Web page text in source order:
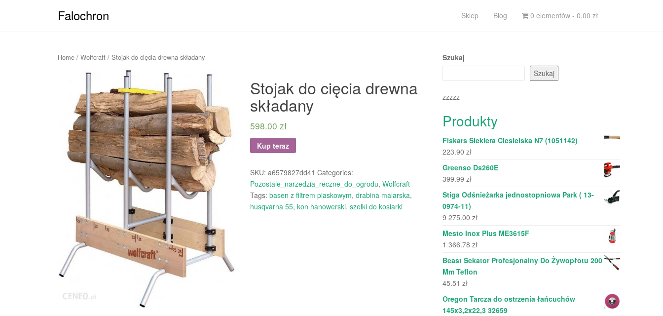
Falochron Sklep Blog 0 elementów - 0.00 zł
Home / Wolfcraft / Stojak do cięcia drewna składany
Stojak do cięcia drewna
składany
598.00 zł
Kup teraz
SKU: a6579827dd41 Categories:
Pozostale_narzedzia_reczne_do_ogrodu, Wolfcraft
Tags: basen z filtrem piaskowym, drabina malarska,
husqvarna 55, kon hanowerski, szelki do kosiarki
Szukaj
Szukaj
zzzzz
Produkty
Fiskars Siekiera Ciesielska N7 (1051142)
223.90 zł
Greenso Ds260E
399.99 zł
Stiga Odśnieżarka jednostopniowa Park ( 13-
0974-11)
9 275.00 zł
Mesto Inox Plus ME3615F
1 366.78 zł
Beast Sekator Profesjonalny Do Żywopłotu 200
Mm Teflon
45.51 zł
Oregon Tarcza do ostrzenia łańcuchów
145x3,2x22,3 32659